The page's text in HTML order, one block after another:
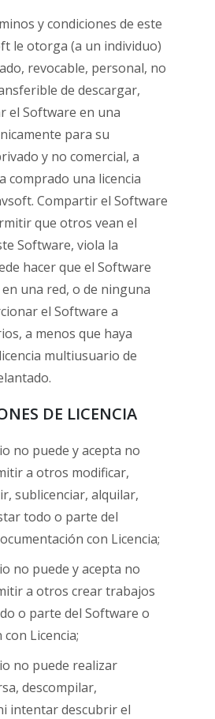
y condiciones de este
le otorga (a un individuo)
revocable, personal, no
de descargar,
el Software en una
para su
y no comercial, a
comprado una licencia
Compartir el Software
que otros vean el
Software, viola la
hacer que el Software
una red, o de ninguna
el Software a
a menos que haya
multiusuario de
DE LICENCIA
no puede y acepta no
a otros modificar,
sublicenciar, alquilar,
todo o parte del
con Licencia;
no puede y acepta no
a otros crear trabajos
o parte del Software o
Licencia;
no puede realizar
descompilar,
intentar descubrir el